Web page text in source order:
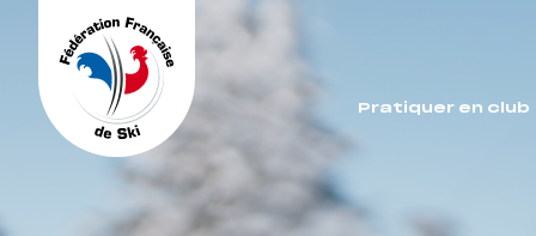
Pratiquer en club